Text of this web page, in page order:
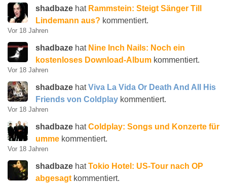
shadbaze hat Rammstein: Steigt Sänger Till
Lindemann aus? kommentiert.
Vor 18 Jahren
shadbaze hat Nine Inch Nails: Noch ein
kostenloses Download-Album kommentiert.
Vor 18 Jahren
shadbaze hatViva La Vida Or Death And All His
Friends von Coldplay kommentiert.
Vor 18 Jahren
shadbaze hatColdplay: Songs und Konzerte für
umme kommentiert.
Vor 18 Jahren
shadbaze hatTokio Hotel: US-Tour nach OP
abgesagt kommentiert.